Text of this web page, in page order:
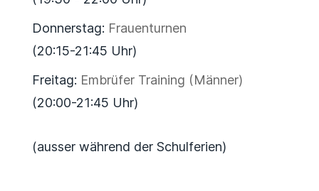
Donnerstag: Frauenturnen
(20:15-21:45 Uhr)
Freitag: Embrüfer Training (Männer)
(20:00-21:45 Uhr)
(ausser während der Schulferien)